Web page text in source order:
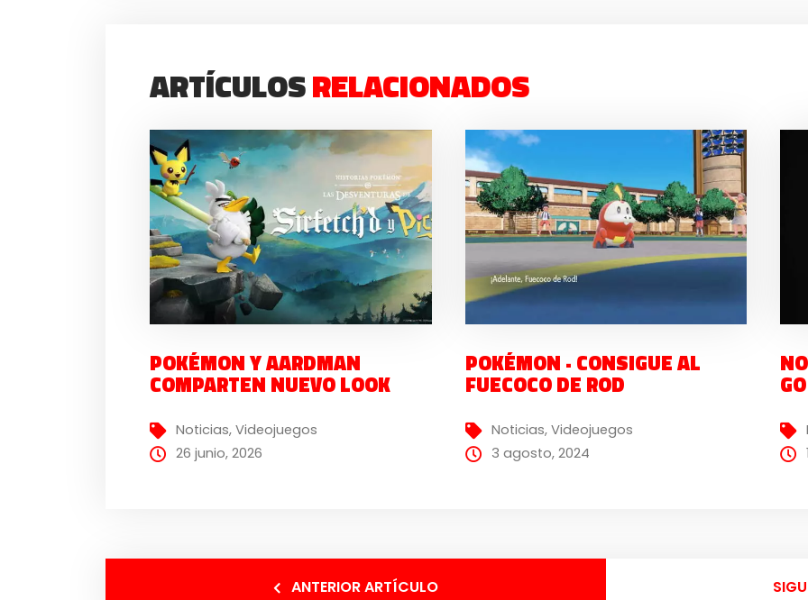
ARTÍCULOSRELACIONADOS
POKÉMON Y AARDMAN
COMPARTEN NUEVO LOOK
Noticias,Videojuegos
26 junio, 2026
POKÉMON · CONSIGUE AL
FUECOCO DE ROD
Noticias, Videojuegos
3 agosto, 2024
ANTERIOR ARTÍCULO